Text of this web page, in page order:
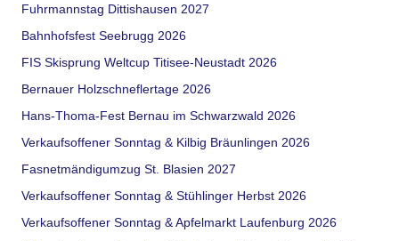
Fuhrmannstag Dittishausen 2027
Bahnhofsfest Seebrugg 2026
FIS Skisprung Weltcup Titisee-Neustadt 2026
Bernauer Holzschneflertage 2026
Hans-Thoma-Fest Bernau im Schwarzwald 2026
Verkaufsoffener Sonntag & Kilbig Bräunlingen 2026
Fasnetmändigumzug St. Blasien 2027
Verkaufsoffener Sonntag & Stühlinger Herbst 2026
Verkaufsoffener Sonntag & Apfelmarkt Laufenburg 2026